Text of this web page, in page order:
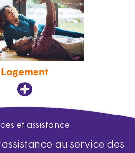
Logement
et assistance
au service des